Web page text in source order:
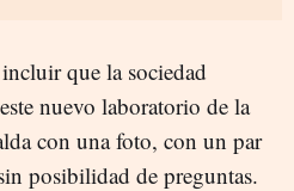
que la sociedad
nuevo laboratorio de la
con una foto, con un par
posibilidad de preguntas.